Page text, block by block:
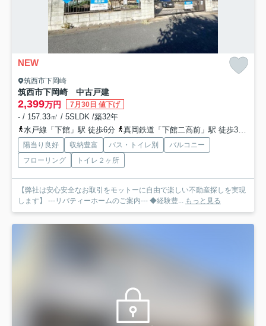
NEW
筑西市下岡崎
筑西市下岡崎 中古戸建
2,399万円 7月30日 値下げ
- / 157.33㎡ / 5SLDK /築32年
水戸線「下館」駅 徒歩6分
真岡鉄道「下館二高前」駅 徒歩32分
陽当り良好 収納豊富 バス・トイレ別
バルコニー
フローリング
トイレ２ヶ所
【弊社は安心安全なお取引をモットーに自由で楽しい不動産探しを実現
します】 ---リバティーホームのご案内--- ◆経験豊... もっと見る